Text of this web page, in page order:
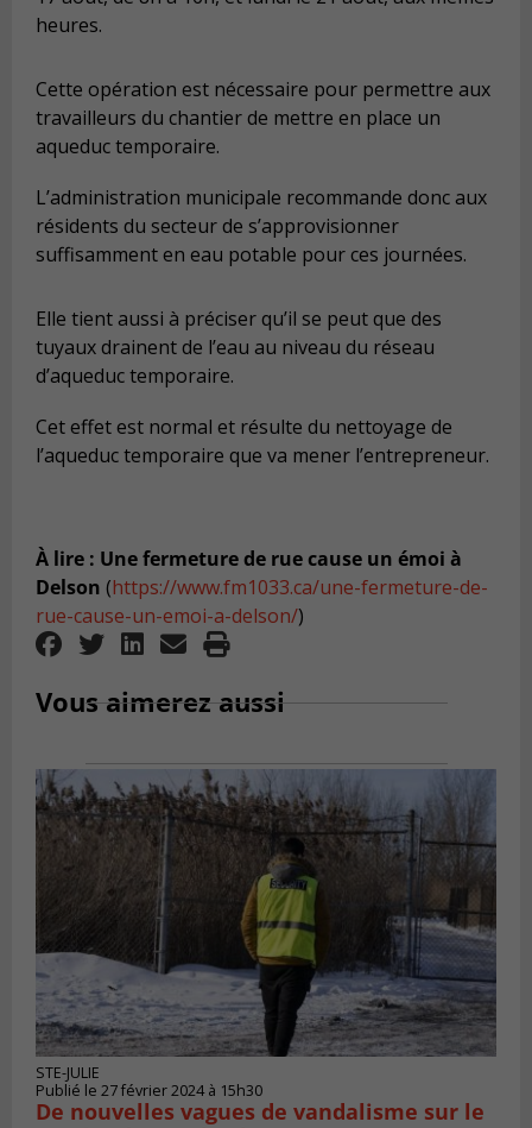
heures.
Cette opération est nécessaire pour permettre aux
travailleurs du chantier de mettre en place un
aqueduc temporaire.
L’administration municipale recommande donc aux
résidents du secteur de s’approvisionner
suffisamment en eau potable pour ces journées.
Elle tient aussi à préciser qu’il se peut que des
tuyaux drainent de l’eau au niveau du réseau
d’aqueduc temporaire.
Cet effet est normal et résulte du nettoyage de
l’aqueduc temporaire que va mener l’entrepreneur.
À lire : Une fermeture de rue cause un émoi à
Delson (https://www.fm1033.ca/une-fermeture-de-
rue-cause-un-emoi-a-delson/)
Vous aimerez aussi
STE-JULIE
Publié le 27 février 2024 à 15h30
De nouvelles vagues de vandalisme sur le